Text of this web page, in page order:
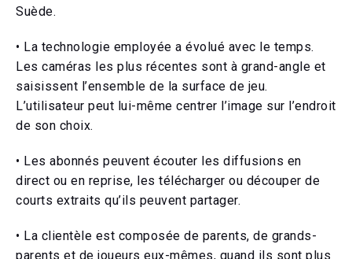
Suède.
• La technologie employée a évolué avec le temps.
Les caméras les plus récentes sont à grand-angle et
saisissent l’ensemble de la surface de jeu.
L’utilisateur peut lui-même centrer l’image sur l’endroit
de son choix.
• Les abonnés peuvent écouter les diffusions en
direct ou en reprise, les télécharger ou découper de
courts extraits qu’ils peuvent partager.
• La clientèle est composée de parents, de grands-
parents et de joueurs eux-mêmes, quand ils sont plus